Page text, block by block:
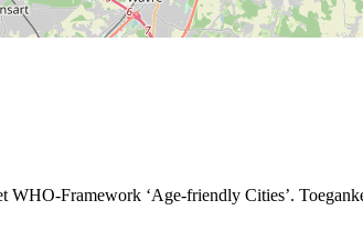
WHO-Framework ‘Age-friendly Cities’.